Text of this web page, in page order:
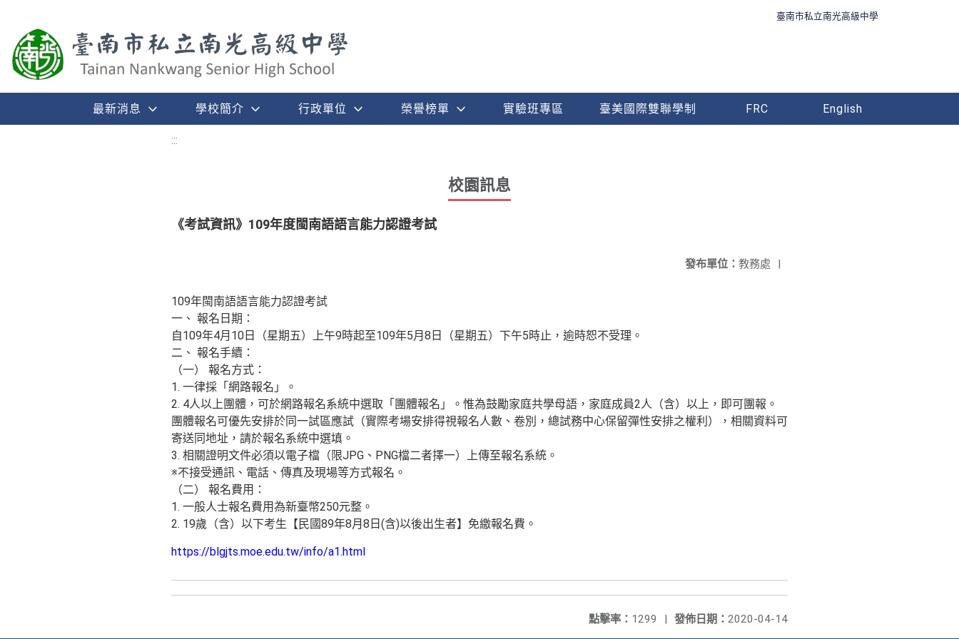
臺南市私立南光高級中學
最新消息 學校簡介 行政單位 榮譽榜單 實驗班專區 臺美國際雙聯學制 FRC English
:::
校園訊息
《考試資訊》109年度閩南語語言能力認證考試
發布單位： 教務處 |
109年閩南語語言能力認證考試
一、 報名日期：
自109年4月10日（星期五）上午9時起至109年5月8日（星期五）下午5時止，逾時恕不受理。
二、 報名手續：
（一） 報名方式：
1. 一律採「網路報名」。
2. 4人以上團體，可於網路報名系統中選取「團體報名」。惟為鼓勵家庭共學母語，家庭成員2人（含）以上，即可團報。
團體報名可優先安排於同一試區應試（實際考場安排得視報名人數、卷別，總試務中心保留彈性安排之權利），相關資料可
寄送同地址，請於報名系統中選填。
3. 相關證明文件必須以電子檔（限JPG、PNG檔二者擇一）上傳至報名系統。
※不接受通訊、電話、傳真及現場等方式報名。
（二） 報名費用：
1. 一般人士報名費用為新臺幣250元整。
2. 19歲（含）以下考生【民國89年8月8日(含)以後出生者】免繳報名費。
https://blgjts.moe.edu.tw/info/a1.html
發佈日期： 2020-04-14
點擊率： 1299 |